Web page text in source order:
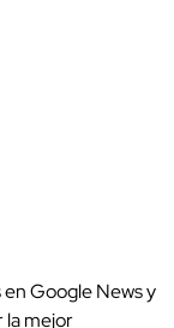
Google News y
la mejor